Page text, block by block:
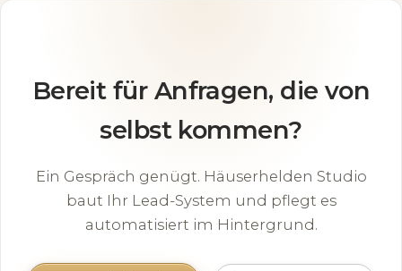
Bereit für Anfragen, die von
selbst kommen?
Ein Gespräch genügt. Häuserhelden Studio
baut Ihr Lead-System und pflegt es
automatisiert im Hintergrund.